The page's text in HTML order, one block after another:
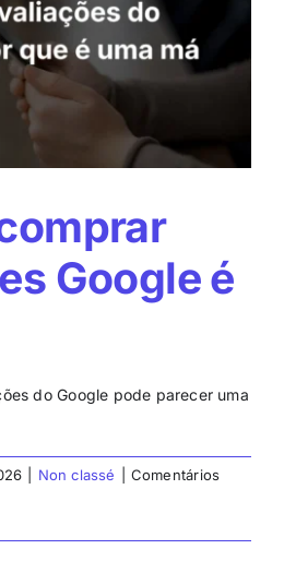
Google é
do Google pode parecer uma
Non classé
Comentários